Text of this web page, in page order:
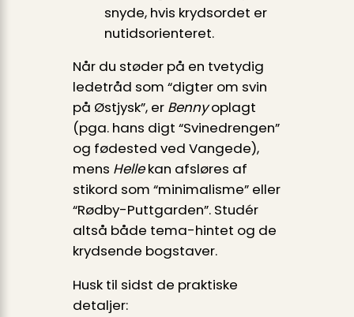
snyde, hvis krydsordet er
nutidsorienteret.
Når du støder på en tvetydig
ledetråd som “digter om svin
på Østjysk”, er Bennyoplagt
(pga. hans digt “Svinedrengen”
og fødested ved Vangede),
mens Hellekan afsløres af
stikord som “minimalisme” eller
“Rødby-Puttgarden”. Studér
altså både tema-hintet og de
krydsende bogstaver.
Husk til sidst de praktiske
detaljer: